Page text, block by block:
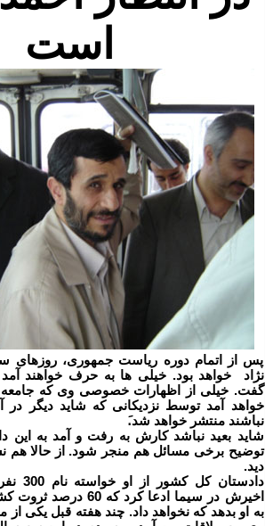
است
پس از اتمام دوره ریاست جمهوری، روزهای
نژاد
خواهد بود. خیلی ها به حرف خواهند آمد
گفت. خیلی از اظهارات خصوصی وی که
خواهد آمد توسط نزدیکانی که شاید دیگر در
نباشند منتشر خواهد شد.َ
شاید بعید نباشد کارش به رفت و آمد به این
توضیح برخی مسائل هم منجر شود. از حالا
دید.
اخیرش در سیما ادعا کرد که
به او بدهد که نخواهد داد. چند هفته قبل یکی از